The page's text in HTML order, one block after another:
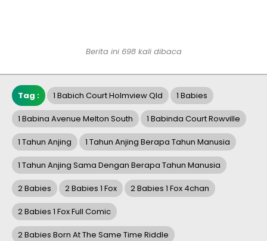
Berita ini 698 kali dibaca
Tag : 1 Babich Court Holmview Qld 1 Babies
1 Babina Avenue Melton South 1 Babinda Court Rowville
1 Tahun Anjing 1 Tahun Anjing Berapa Tahun Manusia
1 Tahun Anjing Sama Dengan Berapa Tahun Manusia
2 Babies 2 Babies 1 Fox 2 Babies 1 Fox 4chan
2 Babies 1 Fox Full Comic
2 Babies Born At The Same Time Riddle